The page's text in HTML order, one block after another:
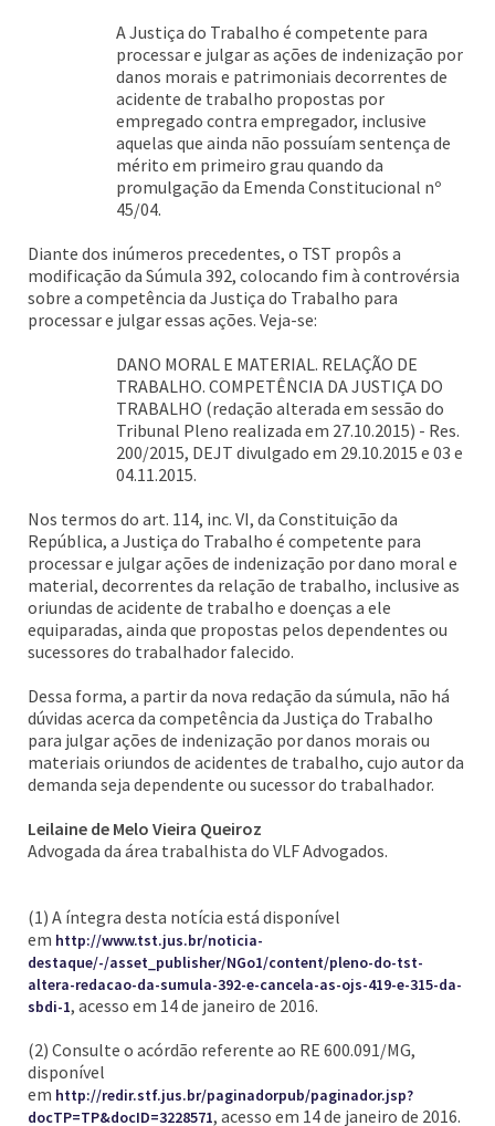
A Justiça do Trabalho é competente para
processar e julgar as ações de indenização por
danos morais e patrimoniais decorrentes de
acidente de trabalho propostas por
empregado contra empregador, inclusive
aquelas que ainda não possuíam sentença de
mérito em primeiro grau quando da
promulgação da Emenda Constitucional nº
45/04.
Diante dos inúmeros precedentes, o TST propôs a
modificação da Súmula 392, colocando fim à controvérsia
sobre a competência da Justiça do Trabalho para
processar e julgar essas ações. Veja-se:
DANO MORAL E MATERIAL. RELAÇÃO DE
TRABALHO. COMPETÊNCIA DA JUSTIÇA DO
TRABALHO (redação alterada em sessão do
Tribunal Pleno realizada em 27.10.2015) - Res.
200/2015, DEJT divulgado em 29.10.2015 e 03 e
04.11.2015.
Nos termos do art. 114, inc. VI, da Constituição da
República, a Justiça do Trabalho é competente para
processar e julgar ações de indenização por dano moral e
material, decorrentes da relação de trabalho, inclusive as
oriundas de acidente de trabalho e doenças a ele
equiparadas, ainda que propostas pelos dependentes ou
sucessores do trabalhador falecido.
Dessa forma, a partir da nova redação da súmula, não há
dúvidas acerca da competência da Justiça do Trabalho
para julgar ações de indenização por danos morais ou
materiais oriundos de acidentes de trabalho, cujo autor da
demanda seja dependente ou sucessor do trabalhador.
Leilaine de Melo Vieira Queiroz
Advogada da área trabalhista do VLF Advogados.
(1) A íntegra desta notícia está disponível
em http://www.tst.jus.br/noticia-
destaque/-/asset_publisher/NGo1/content/pleno-do-tst-
altera-redacao-da-sumula-392-e-cancela-as-ojs-419-e-315-da-
sbdi-1, acesso em 14 de janeiro de 2016.
(2) Consulte o acórdão referente ao RE 600.091/MG,
disponível
em http://redir.stf.jus.br/paginadorpub/paginador.jsp?
docTP=TP&docID=3228571, acesso em 14 de janeiro de 2016.